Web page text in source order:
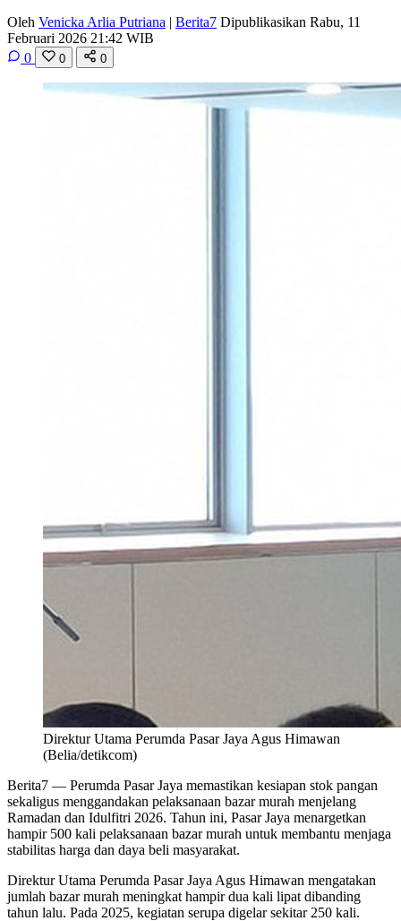
Oleh Venicka Arlia Putriana | Berita7 Dipublikasikan Rabu, 11
Februari 2026 21:42 WIB
0
0 0
Direktur Utama Perumda Pasar Jaya Agus Himawan
(Belia/detikcom)
Berita7 — Perumda Pasar Jaya memastikan kesiapan stok pangan
sekaligus menggandakan pelaksanaan bazar murah menjelang
Ramadan dan Idulfitri 2026. Tahun ini, Pasar Jaya menargetkan
hampir 500 kali pelaksanaan bazar murah untuk membantu menjaga
stabilitas harga dan daya beli masyarakat.
Direktur Utama Perumda Pasar Jaya Agus Himawan mengatakan
jumlah bazar murah meningkat hampir dua kali lipat dibanding
tahun lalu. Pada 2025, kegiatan serupa digelar sekitar 250 kali.